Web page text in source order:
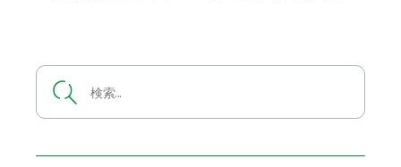
テクノロジーパートナーとの連携
データ分析と AI
すべての製品
データ統合とデータ品質の価格
適切なデータ統合プランで、信頼できるデータを迅速に提供し、よりスマー
トな意思決定を促進します。
イベント / Web セミナー
リソースライブラリ